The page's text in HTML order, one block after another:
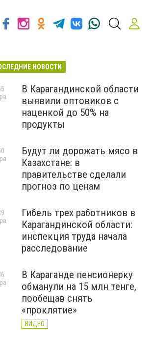
НОВОСТИ
В Карагандинской области
выявили оптовиков с
наценкой до 50% на
продукты
Будут ли дорожать мясо в
Казахстане: в
правительстве сделали
прогноз по ценам
Гибель трех работников в
Карагандинской области:
инспекция труда начала
расследование
В Караганде пенсионерку
обманули на 15 млн тенге,
пообещав снять
«проклятие»
ВИДЕО